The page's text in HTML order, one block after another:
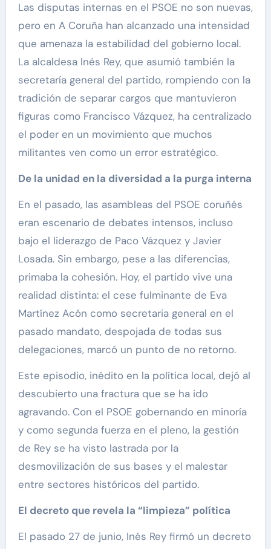
Las disputas internas en el PSOE no son nuevas,
pero en A Coruña han alcanzado una intensidad
que amenaza la estabilidad del gobierno local.
La alcaldesa Inés Rey, que asumió también la
secretaría general del partido, rompiendo con la
tradición de separar cargos que mantuvieron
figuras como Francisco Vázquez, ha centralizado
el poder en un movimiento que muchos
militantes ven como un error estratégico.
De la unidad en la diversidad a la purga interna
En el pasado, las asambleas del PSOE coruñés
eran escenario de debates intensos, incluso
bajo el liderazgo de Paco Vázquez y Javier
Losada. Sin embargo, pese a las diferencias,
primaba la cohesión. Hoy, el partido vive una
realidad distinta: el cese fulminante de Eva
Martínez Acón como secretaria general en el
pasado mandato, despojada de todas sus
delegaciones, marcó un punto de no retorno.
Este episodio, inédito en la política local, dejó al
descubierto una fractura que se ha ido
agravando. Con el PSOE gobernando en minoría
y como segunda fuerza en el pleno, la gestión
de Rey se ha visto lastrada por la
desmovilización de sus bases y el malestar
entre sectores históricos del partido.
El decreto que revela la “limpieza” política
El pasado 27 de junio, Inés Rey firmó un decreto